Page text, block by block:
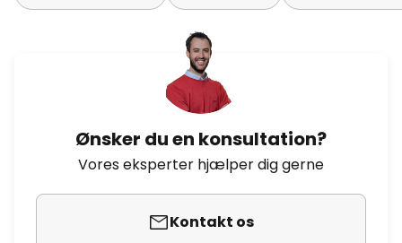
Ønsker du en konsultation?
Vores eksperter hjælper dig gerne
Kontakt os